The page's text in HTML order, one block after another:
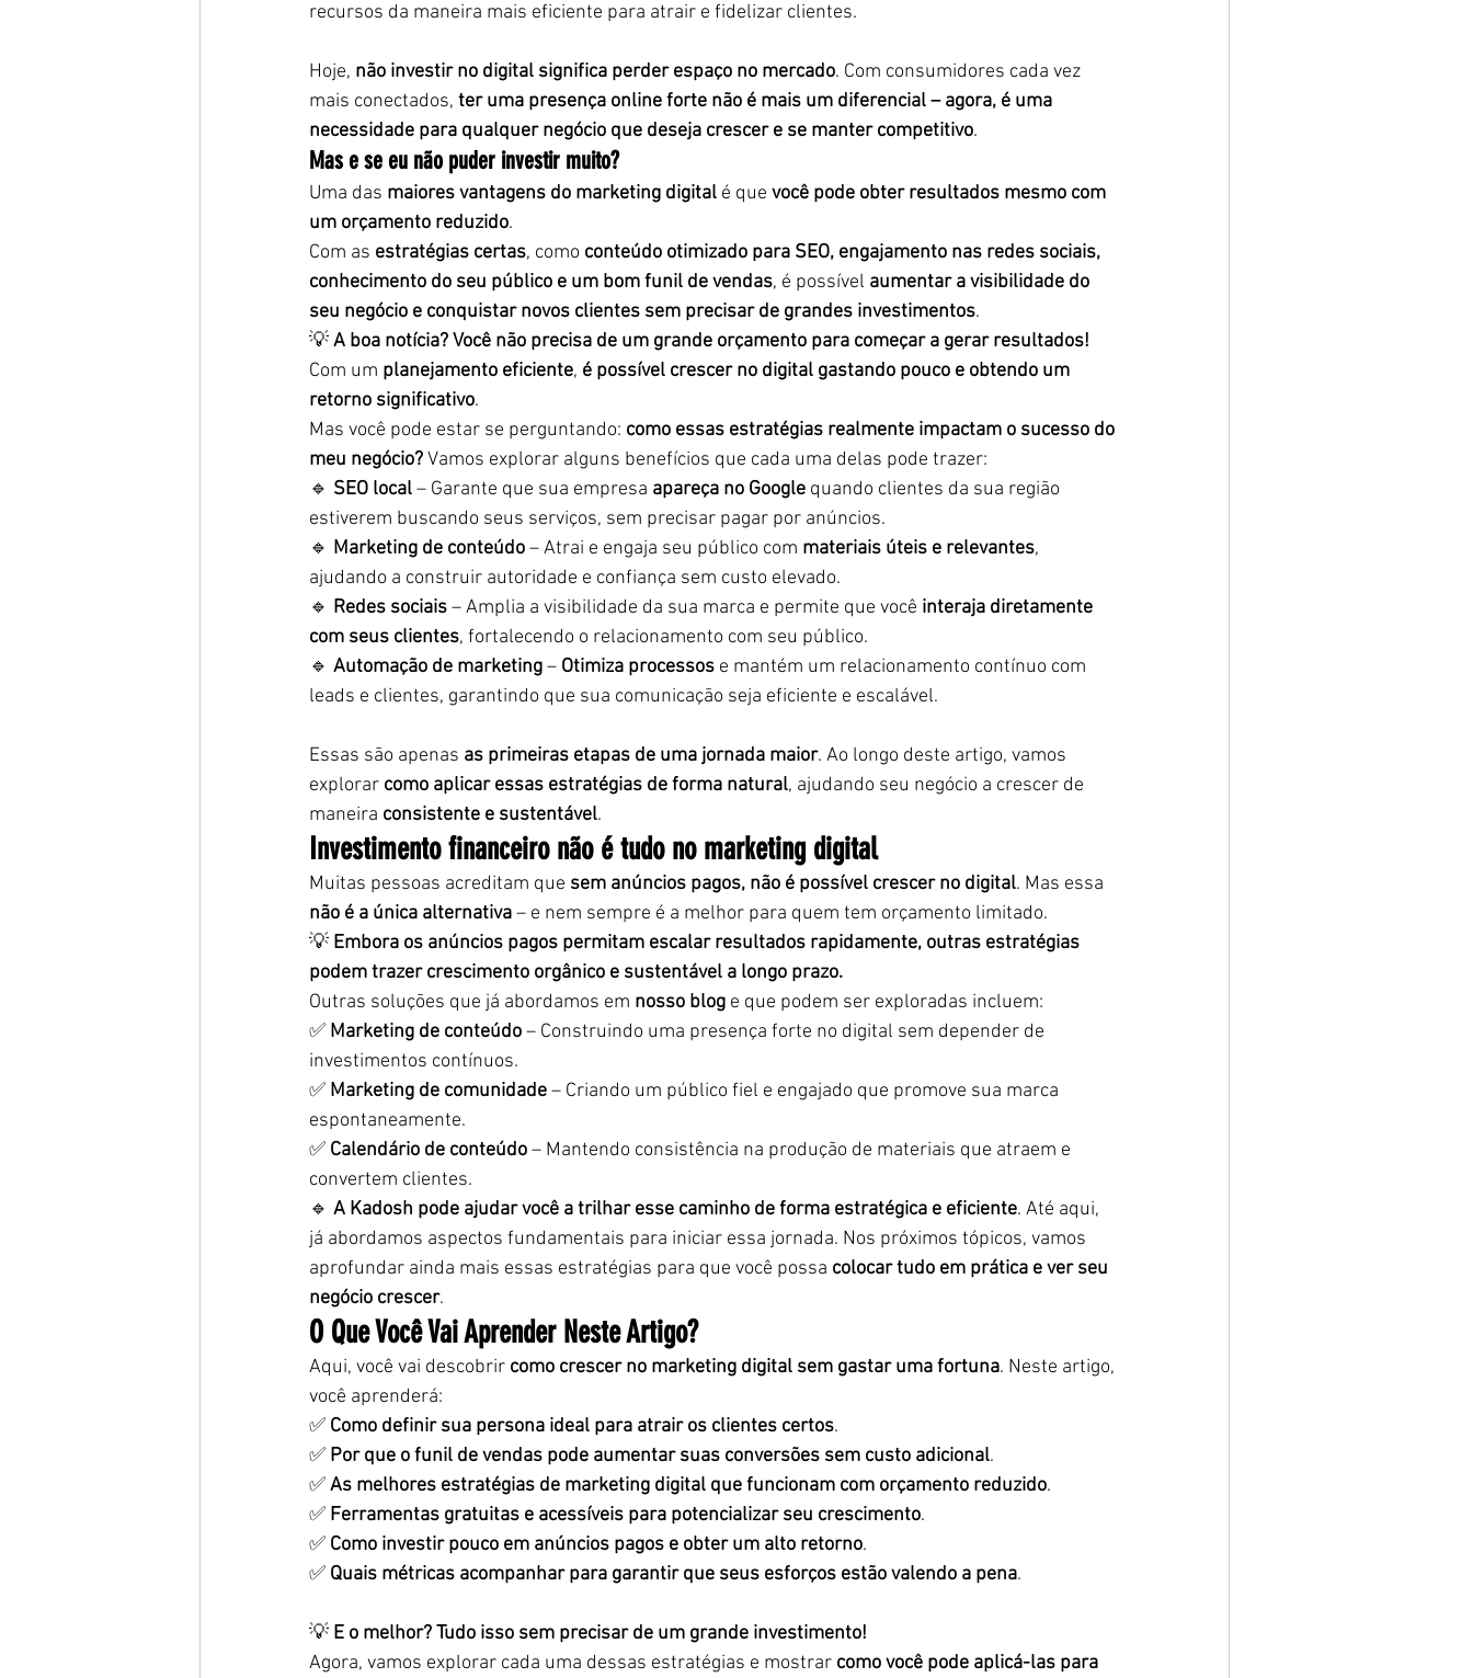
recursos da maneira mais eficiente para atrair e fidelizar clientes.
Hoje, não investir no digital significa perder espaço no mercado. Com consumidores cada vez
mais conectados, ter uma presença online forte não é mais um diferencial – agora, é uma
necessidade para qualquer negócio que deseja crescer e se manter competitivo.
Mas e se eu não puder investir muito?
Uma das maiores vantagens do marketing digital é que você pode obter resultados mesmo com
um orçamento reduzido.
Com as estratégias certas, como conteúdo otimizado para SEO, engajamento nas redes sociais,
conhecimento do seu público e um bom funil de vendas, é possível aumentar a visibilidade do
seu negócio e conquistar novos clientes sem precisar de grandes investimentos.
💡 A boa notícia? Você não precisa de um grande orçamento para começar a gerar resultados!
Com um planejamento eficiente, é possível crescer no digital gastando pouco e obtendo um
retorno significativo.
Mas você pode estar se perguntando: como essas estratégias realmente impactam o sucesso do
meu negócio? Vamos explorar alguns benefícios que cada uma delas pode trazer:
🔹 SEO local – Garante que sua empresa apareça no Google quando clientes da sua região
estiverem buscando seus serviços, sem precisar pagar por anúncios.
🔹 Marketing de conteúdo – Atrai e engaja seu público com materiais úteis e relevantes,
ajudando a construir autoridade e confiança sem custo elevado.
🔹 Redes sociais – Amplia a visibilidade da sua marca e permite que você interaja diretamente
com seus clientes, fortalecendo o relacionamento com seu público.
🔹 Automação de marketing – Otimiza processos e mantém um relacionamento contínuo com
leads e clientes, garantindo que sua comunicação seja eficiente e escalável.
Essas são apenas as primeiras etapas de uma jornada maior. Ao longo deste artigo, vamos
explorar como aplicar essas estratégias de forma natural, ajudando seu negócio a crescer de
maneira consistente e sustentável.
Investimento financeiro não é tudo no marketing digital
Muitas pessoas acreditam que sem anúncios pagos, não é possível crescer no digital. Mas essa
não é a única alternativa – e nem sempre é a melhor para quem tem orçamento limitado.
💡 Embora os anúncios pagos permitam escalar resultados rapidamente, outras estratégias
podem trazer crescimento orgânico e sustentável a longo prazo.
Outras soluções que já abordamos em nosso blog e que podem ser exploradas incluem:
✅ Marketing de conteúdo – Construindo uma presença forte no digital sem depender de
investimentos contínuos.
✅ Marketing de comunidade – Criando um público fiel e engajado que promove sua marca
espontaneamente.
✅ Calendário de conteúdo – Mantendo consistência na produção de materiais que atraem e
convertem clientes.
🔹 A Kadosh pode ajudar você a trilhar esse caminho de forma estratégica e eficiente. Até aqui,
já abordamos aspectos fundamentais para iniciar essa jornada. Nos próximos tópicos, vamos
aprofundar ainda mais essas estratégias para que você possa colocar tudo em prática e ver seu
negócio crescer.
O Que Você Vai Aprender Neste Artigo?
Aqui, você vai descobrir como crescer no marketing digital sem gastar uma fortuna. Neste artigo,
você aprenderá:
✅ Como definir sua persona ideal para atrair os clientes certos.
✅ Por que o funil de vendas pode aumentar suas conversões sem custo adicional.
✅ As melhores estratégias de marketing digital que funcionam com orçamento reduzido.
✅ Ferramentas gratuitas e acessíveis para potencializar seu crescimento.
✅ Como investir pouco em anúncios pagos e obter um alto retorno.
✅ Quais métricas acompanhar para garantir que seus esforços estão valendo a pena.
💡 E o melhor? Tudo isso sem precisar de um grande investimento!
Agora, vamos explorar cada uma dessas estratégias e mostrar como você pode aplicá-las para